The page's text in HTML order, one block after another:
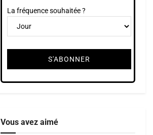
La fréquence souhaitée ?
Vous avez aimé